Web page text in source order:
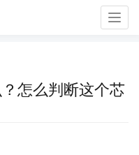
怎么判断这个芯